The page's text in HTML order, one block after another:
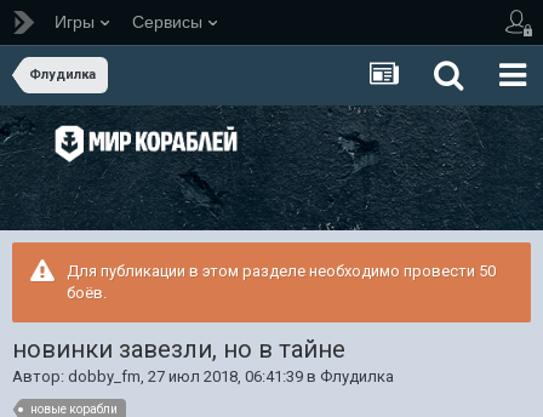
Игры Сервисы
Флудилка
Для публикации в этом разделе необходимо провести 50
боёв.
новинки завезли, но в тайне
Автор: dobby_fm, 27 июл 2018, 06:41:39 в Флудилка
новые корабли